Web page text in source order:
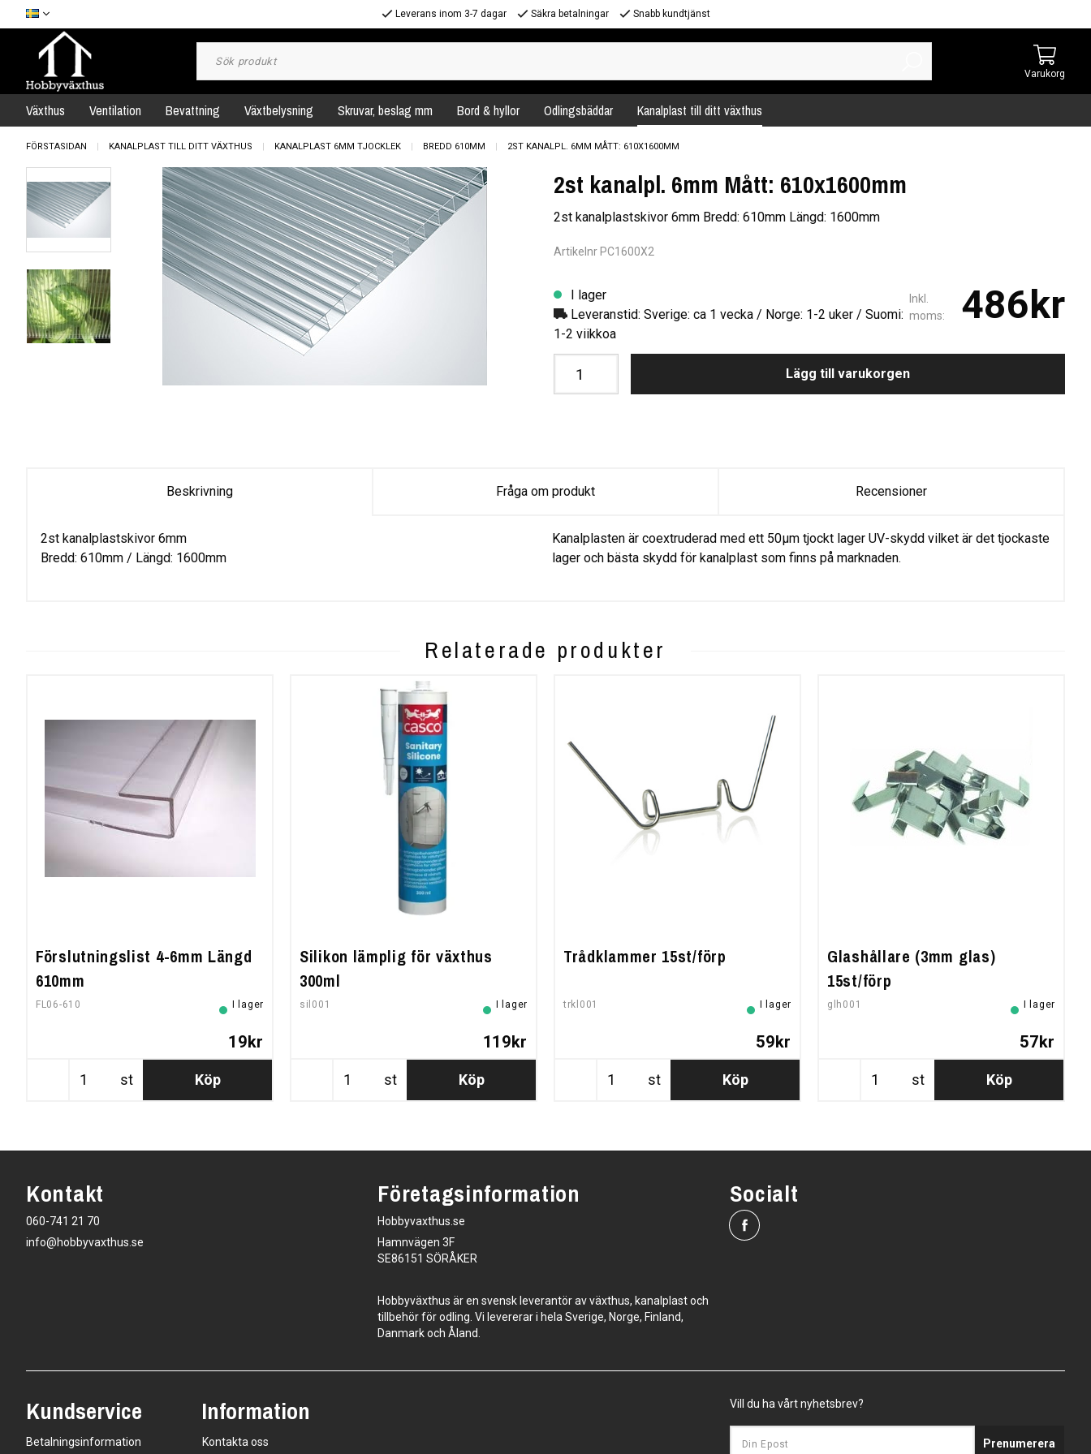
Leverans inom 3-7 dagar Säkra betalningar Snabb kundtjänst
Varukorg
Växthus Ventilation Bevattning Växtbelysning Skruvar, beslag mm Bord & hyllor Odlingsbäddar Kanalplast till ditt växthus
FÖRSTASIDAN KANALPLAST TILL DITT VÄXTHUS KANALPLAST 6MM TJOCKLEK BREDD 610MM 2ST KANALPL. 6MM MÅTT: 610X1600MM
2st kanalpl. 6mm Mått: 610x1600mm
2st kanalplastskivor 6mm Bredd: 610mm Längd: 1600mm
Artikelnr PC1600X2
I lager
Leveranstid: Sverige: ca 1 vecka / Norge: 1-2 uker / Suomi:
1-2 viikkoa
Inkl.
moms:
486kr
Lägg till varukorgen
Beskrivning Fråga om produkt Recensioner
2st kanalplastskivor 6mm
Bredd: 610mm / Längd: 1600mm
Kanalplasten är coextruderad med ett 50µm tjockt lager UV-skydd vilket är det tjockaste
lager och bästa skydd för kanalplast som finns på marknaden.
Relaterade produkter
Förslutningslist 4-6mm Längd
610mm
FL06-610 I lager
19kr
st Köp
Silikon lämplig för växthus
300ml
sil001 I lager
119kr
st Köp
Trådklammer 15st/förp
trkl001 I lager
59kr
st Köp
Glashållare (3mm glas)
15st/förp
glh001 I lager
57kr
st Köp
Kontakt
060-741 21 70
info@hobbyvaxthus.se
Företagsinformation
Hobbyvaxthus.se
Hamnvägen 3F
SE86151 SÖRÅKER
Hobbyväxthus är en svensk leverantör av växthus, kanalplast och
tillbehör för odling. Vi levererar i hela Sverige, Norge, Finland,
Danmark och Åland.
Socialt
Kundservice
Betalningsinformation
Information
Kontakta oss
Vill du ha vårt nyhetsbrev?
Prenumerera